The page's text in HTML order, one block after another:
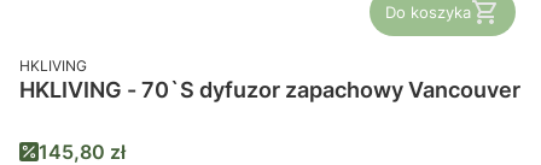
Do koszyka
PRODUCENT
HKLIVING
HKLIVING - 70`S dyfuzor zapachowy Vancouver
Cena promocyjna
145,80 zł